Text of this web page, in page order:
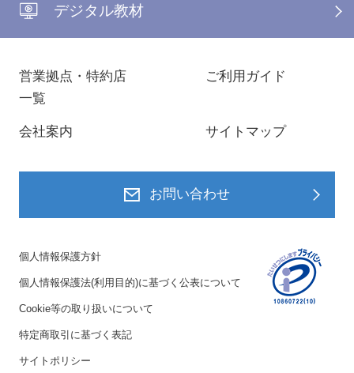
デジタル教材
営業拠点・特約店
一覧
ご利用ガイド
会社案内 サイトマップ
お問い合わせ
個人情報保護方針
個人情報保護法(利用目的)に基づく公表について
Cookie等の取り扱いについて
特定商取引に基づく表記
サイトポリシー